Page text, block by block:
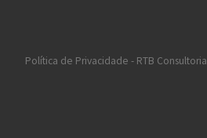
Política de Privacidade - RTB Consultoria